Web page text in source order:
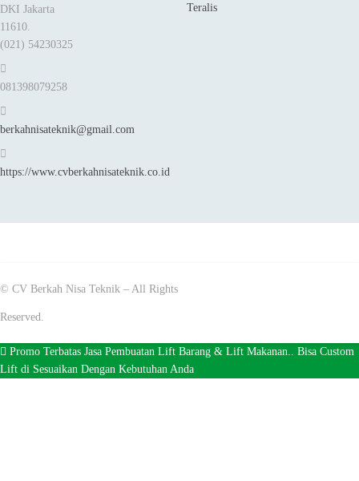
DKI Jakarta
11610.
(021) 54230325
081398079258
berkahnisateknik@gmail.com
https://www.cvberkahnisateknik.co.id
Teralis
© CV Berkah Nisa Teknik – All Rights
Reserved.
Promo Terbatas Jasa Pembuatan Lift Barang & Lift Makanan.. Bisa Custom
Lift di Sesuaikan Dengan Kebutuhan Anda